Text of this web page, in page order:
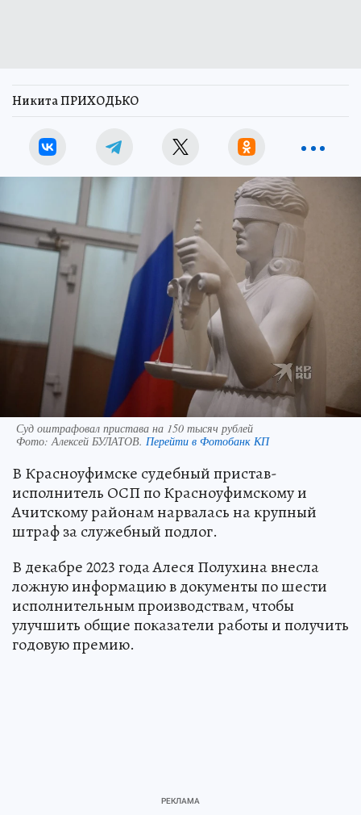
Никита ПРИХОДЬКО
Суд оштрафовал пристава на 150 тысяч рублей
Фото: Алексей БУЛАТОВ. Перейти в Фотобанк КП
В Красноуфимске судебный пристав-
исполнитель ОСП по Красноуфимскому и
Ачитскому районам нарвалась на крупный
штраф за служебный подлог.
В декабре 2023 года Алеся Полухина внесла
ложную информацию в документы по шести
исполнительным производствам, чтобы
улучшить общие показатели работы и получить
годовую премию.